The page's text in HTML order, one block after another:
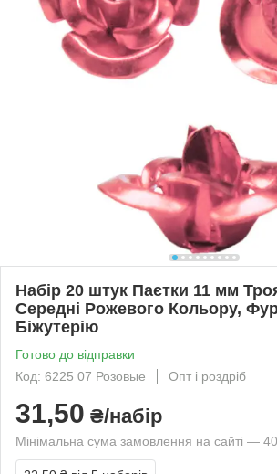
Набір 20 штук Паєтки 11 мм
Середні Рожевого Кольору,
Біжутерію
Готово до відправки
Код: 6225 07 Розовые
Опт і роздріб
31,50 ₴/набір
Мінімальна сума замовлення на сайті —